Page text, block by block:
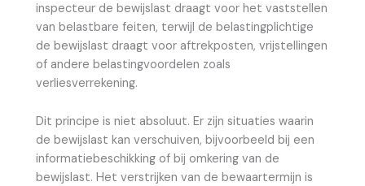
inspecteur de bewijslast draagt voor het vaststellen
van belastbare feiten, terwijl de belastingplichtige
de bewijslast draagt voor aftrekposten, vrijstellingen
of andere belastingvoordelen zoals
verliesverrekening.
Dit principe is niet absoluut. Er zijn situaties waarin
de bewijslast kan verschuiven, bijvoorbeeld bij een
informatiebeschikking of bij omkering van de
bewijslast. Het verstrijken van de bewaartermijn is